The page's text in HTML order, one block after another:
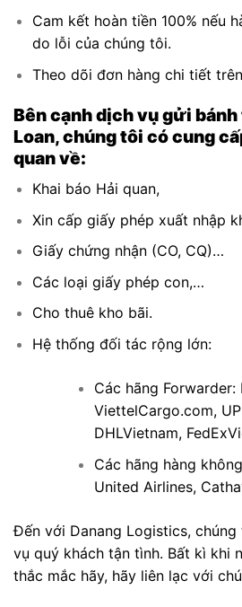
Cam kết hoàn tiền 100% nếu
do lỗi của chúng tôi.
Theo dõi đơn hàng chi tiết
Bên cạnh dịch vụ gửi
Loan, chúng tôi có cung
quan về:
Khai báo Hải quan,
Xin cấp giấy phép xuất nhập
Giấy chứng nhận (CO, CQ)…
Các loại giấy phép con,…
Cho thuê kho bãi.
Hệ thống đối tác rộng lớn:
Các hãng Forwarder:
ViettelCargo.com,
DHLVietnam,
Các hãng hàng
United Airlines,
Đến với Danang Logistics,
vụ quý khách tận tình. Bất kì khi
thắc mắc hãy, hãy liên lạc với